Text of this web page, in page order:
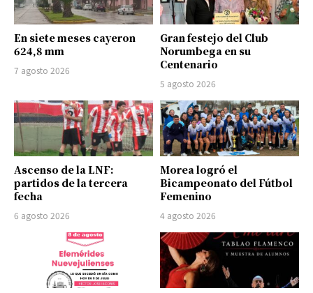
En siete meses cayeron
624,8 mm
7 agosto 2026
Gran festejo del Club
Norumbega en su
Centenario
5 agosto 2026
Ascenso de la LNF:
partidos de la tercera
fecha
6 agosto 2026
Morea logró el
Bicampeonato del Fútbol
Femenino
4 agosto 2026